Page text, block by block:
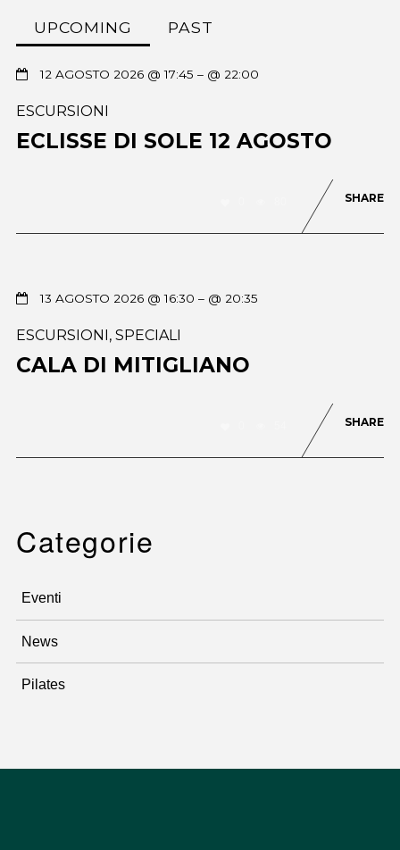
UPCOMING PAST
12 AGOSTO 2026 @ 17:45 – @ 22:00
ESCURSIONI
ECLISSE DI SOLE 12 AGOSTO
SHARE
13 AGOSTO 2026 @ 16:30 – @ 20:35
ESCURSIONI, SPECIALI
CALA DI MITIGLIANO
SHARE
Categorie
Eventi
News
Pilates